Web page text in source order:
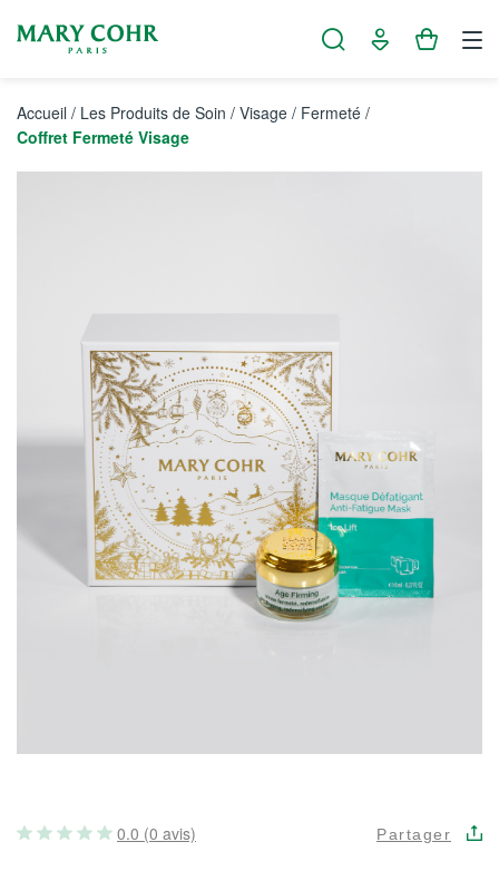
Accueil / Les Produits de Soin / Visage / Fermeté /
Coffret Fermeté Visage
0.0 (0 avis) Partager